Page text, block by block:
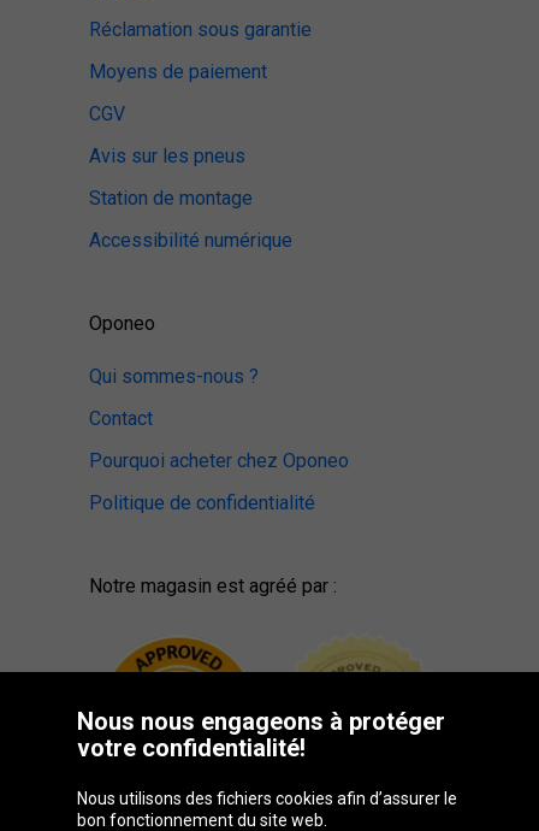
Réclamation sous garantie
Moyens de paiement
CGV
Avis sur les pneus
Station de montage
Accessibilité numérique
Oponeo
Qui sommes-nous ?
Contact
Pourquoi acheter chez Oponeo
Politique de confidentialité
Notre magasin est agréé par :
Nous nous engageons à protéger
votre confidentialité!
Nous utilisons des fichiers cookies afin d’assurer le
bon fonctionnement du site web.